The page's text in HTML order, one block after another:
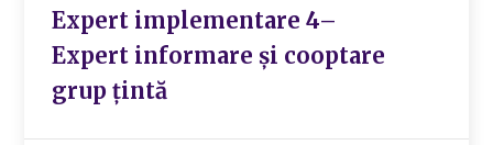
Expert implementare 4–
Expert informare și cooptare
grup țintă